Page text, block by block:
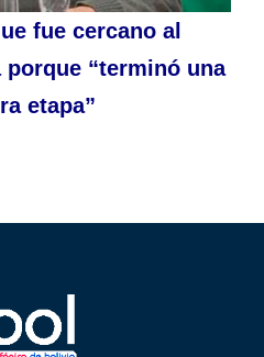
fue cercano al
“terminó una
etapa”